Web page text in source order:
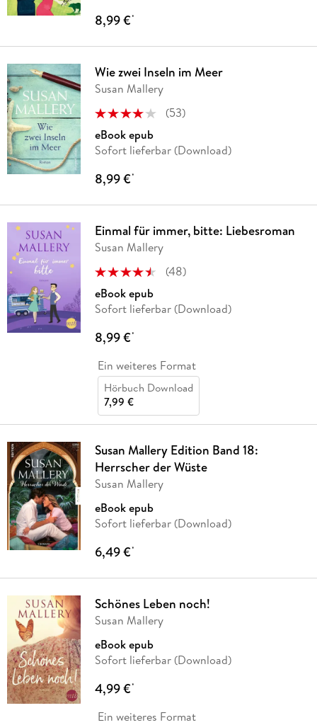
8,99 €*
Wie zwei Inseln im Meer
Susan Mallery
(53)
eBook epub
Sofort lieferbar (Download)
8,99 €*
Einmal für immer, bitte: Liebesroman
Susan Mallery
(48)
eBook epub
Sofort lieferbar (Download)
8,99 €*
Ein weiteres Format
Hörbuch Download
7,99 €
Susan Mallery Edition Band 18:
Herrscher der Wüste
Susan Mallery
eBook epub
Sofort lieferbar (Download)
6,49 €*
Schönes Leben noch!
Susan Mallery
eBook epub
Sofort lieferbar (Download)
4,99 €*
Ein weiteres Format